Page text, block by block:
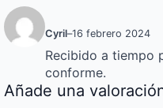
Cyril–16 febrero 2024
Recibido a tiempo
conforme.
Añade una